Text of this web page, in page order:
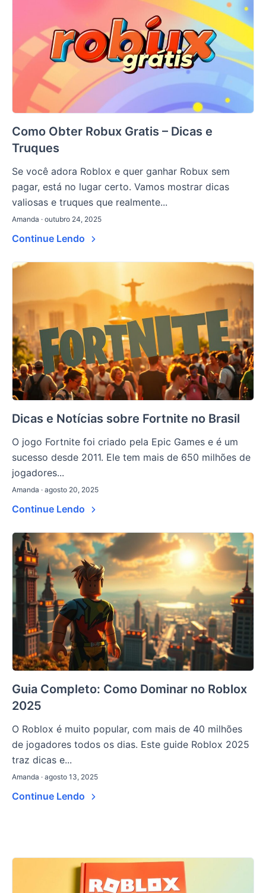
Como Obter Robux Gratis – Dicas e
Truques
Se você adora Roblox e quer ganhar Robux sem
pagar, está no lugar certo. Vamos mostrar dicas
valiosas e truques que realmente...
Amanda · outubro 24, 2025
Continue Lendo
Dicas e Notícias sobre Fortnite no Brasil
O jogo Fortnite foi criado pela Epic Games e é um
sucesso desde 2011. Ele tem mais de 650 milhões de
jogadores...
Amanda · agosto 20, 2025
Continue Lendo
Guia Completo: Como Dominar no Roblox
2025
O Roblox é muito popular, com mais de 40 milhões
de jogadores todos os dias. Este guide Roblox 2025
traz dicas e...
Amanda · agosto 13, 2025
Continue Lendo